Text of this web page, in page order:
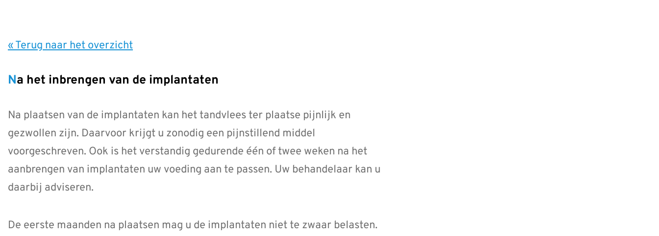
« Terug naar het overzicht
Na het inbrengen van de implantaten
Na plaatsen van de implantaten kan het tandvlees ter plaatse pijnlijk en
gezwollen zijn. Daarvoor krijgt u zonodig een pijnstillend middel
voorgeschreven. Ook is het verstandig gedurende één of twee weken na het
aanbrengen van implantaten uw voeding aan te passen. Uw behandelaar kan u
daarbij adviseren.
De eerste maanden na plaatsen mag u de implantaten niet te zwaar belasten.